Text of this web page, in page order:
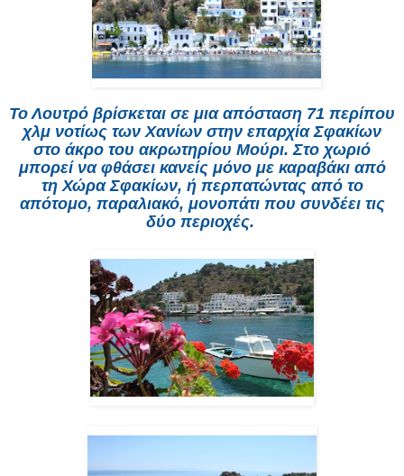
Το Λουτρό βρίσκεται σε μια απόσταση 71 περίπου
χλμ νοτίως των Χανίων στην επαρχία Σφακίων
στο άκρο του ακρωτηρίου Μούρι. Στο χωριό
μπορεί να φθάσει κανείς μόνο με καραβάκι από
τη Χώρα Σφακίων, ή περπατώντας από το
απότομο, παραλιακό, μονοπάτι που συνδέει τις
δύο περιοχές.